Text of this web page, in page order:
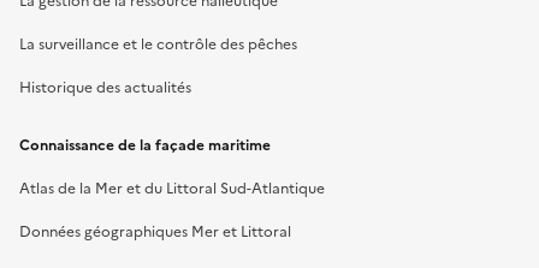
La surveillance et le contrôle des pêches
Historique des actualités
Connaissance de la façade maritime
Atlas de la Mer et du Littoral Sud-Atlantique
Données géographiques Mer et Littoral